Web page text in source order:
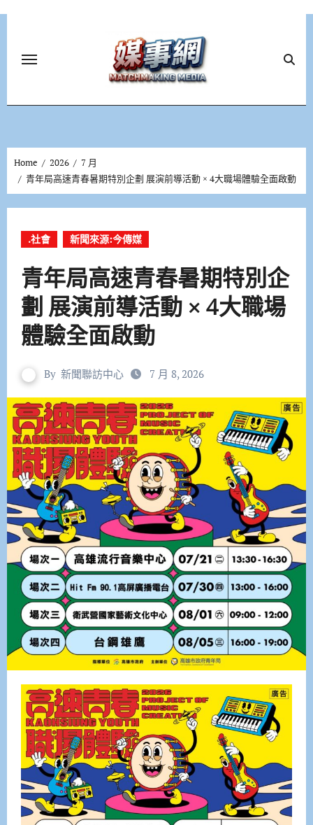
Home 2026
7 月
青年局高速青春暑期特別企劃 展演前導活動 × 4大職場體驗全面啟動
.社會 新聞來源:今傳媒
青年局高速青春暑期特別企
劃 展演前導活動 × 4大職場
體驗全面啟動
By 新聞聯訪中心 7 月 8, 2026